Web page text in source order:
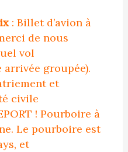
: Billet d’avion à
de nous
vol
arrivée groupée).
et
civile
! Pourboire à
Le pourboire est
et